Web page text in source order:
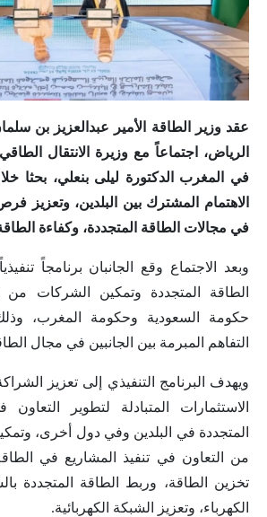
عقد وزير الطاقة الأمير عبدالعزيز بن
الرياض، اجتماعاً مع وزيرة الانتقال
في المغرب الدكتورة ليلى بنعلي، بحثا
الاهتمام المشترك بين البلدين، وتعزيز
في مجالات الطاقة المتجددة، وكفاءة
وبعد الاجتماع وقع الجانبان برنامجاً
الطاقة المتجددة وتمكين الشركات من
حكومة السعودية وحكومة المغرب،
التفاهم المبرمة بين الجانبين في مجال الطاقة
ويهدف البرنامج التنفيذي إلى تعزيز
الاستثمارات المتبادلة لتطوير
المتجددة في البلدين وفي دول أخرى،
من التعاون في تنفيذ المشاريع في
تخزين الطاقة، وربط الطاقة المتجددة
الكهرباء، وتعزيز الشبكة الكهربائية.